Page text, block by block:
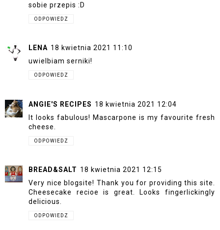
sobie przepis :D
ODPOWIEDZ
LENA 18 kwietnia 2021 11:10
uwielbiam serniki!
ODPOWIEDZ
ANGIE'S RECIPES 18 kwietnia 2021 12:04
It looks fabulous! Mascarpone is my favourite fresh
cheese.
ODPOWIEDZ
BREAD&SALT 18 kwietnia 2021 12:15
Very nice blogsite! Thank you for providing this site.
Cheesecake recioe is great. Looks fingerlickingly
delicious.
ODPOWIEDZ